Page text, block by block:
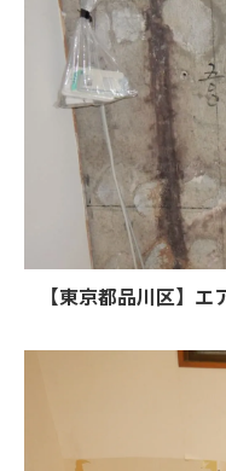
【東京都品川区】